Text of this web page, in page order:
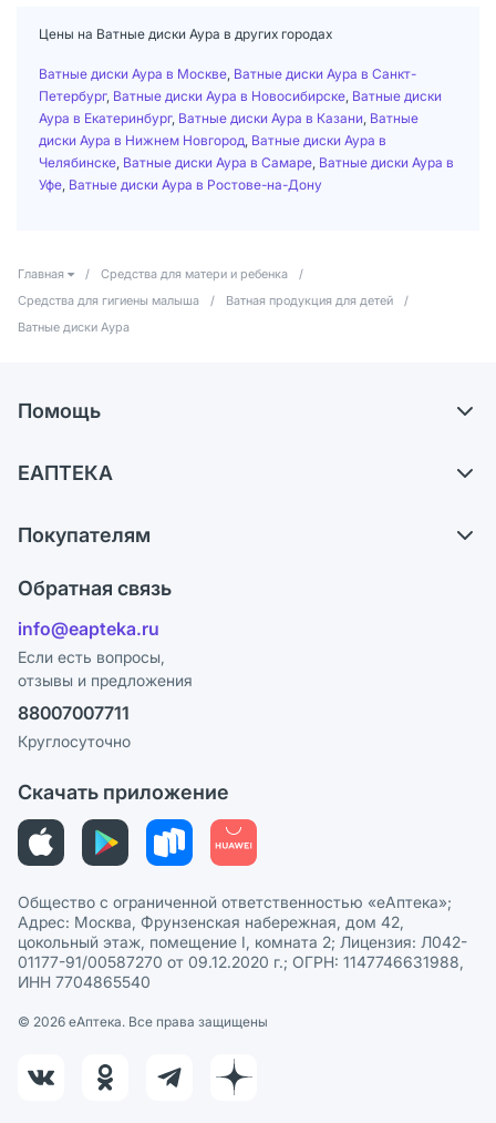
Цены на Ватные диски Аура в других городах
Ватные диски Аура в Москве Ватные диски Аура в Санкт-
Петербург, Ватные диски Аура в Новосибирске Ватные диски
Аура в Екатеринбург, Ватные диски Аура в Казани Ватные
диски Аура в Нижнем Новгород Ватные диски Аура в
Челябинске Ватные диски Аура в Самаре Ватные диски Аура в
Уфе Ватные диски Аура в Ростове-на-Дону
Главная / Средства для матери и ребенка
/
Средства для гигиены малыша
/ Ватная продукция для детей
/
Ватные диски Аура
Помощь
Самовывоз из аптек
Ответы на вопросы
Блог
ЕАПТЕКА
Карьера
Поставщики
Лицензия
Реклама на сайте
Ваши товары на ЕАПТЕКЕ
Покупателям
Программа СберСпасибо
Политика конфиденциальности
Пользовательское соглашение
Политика рекомендаций
Этика и соответствие
Политика в отношении обработки персональных данных
Обратная связь
info@eapteka.ru
Если есть вопросы,
отзывы и предложения
88007007711
Круглосуточно
Скачать приложение
Общество с ограниченной ответственностью «еАптека»;
Адрес: Москва, Фрунзенская набережная, дом 42,
цокольный этаж, помещение I, комната 2; Лицензия: Л042-
01177-91/00587270 от 09.12.2020 г.; ОГРН: 1147746631988,
ИНН 7704865540
© 2026 eАптека. Все права защищены